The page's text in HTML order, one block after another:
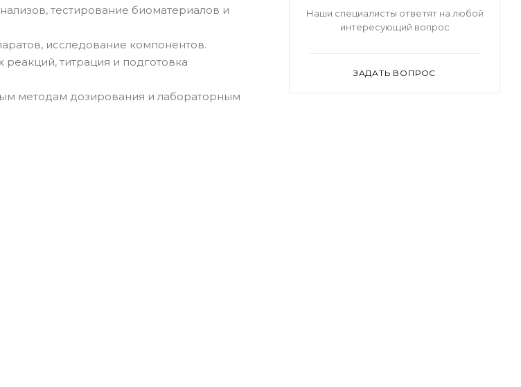
тестирование биоматериалов и
исследование компонентов.
титрация и подготовка
методам дозирования и лабораторным
Наши специалисты ответят на любой
интересующий вопрос
ЗАДАТЬ ВОПРОС